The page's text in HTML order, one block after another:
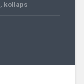
, kollaps